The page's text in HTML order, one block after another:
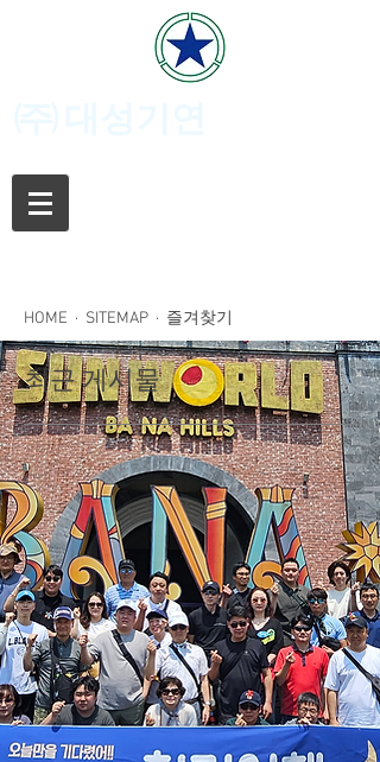
HOME · SITEMAP · 즐겨찾기
최근 게시물